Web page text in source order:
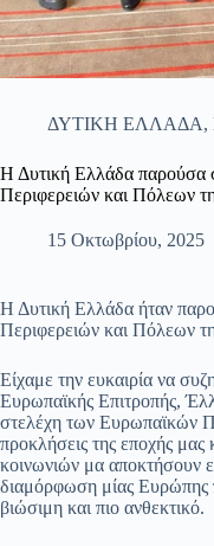
ΔΥΤΙΚΗ ΕΛΛΑΔΑ,
Η Δυτική Ελλάδα παρούσα
Περιφερειών και Πόλεων
15 Οκτωβρίου, 2025
Η Δυτική Ελλάδα ήταν
Περιφερειών και Πόλεων
Είχαμε την ευκαιρία να
Ευρωπαϊκής Επιτροπής,
στελέχη των Ευρωπαϊκών
προκλήσεις της εποχής
κοινωνιών μα αποκτήσουν
διαμόρφωση μίας Ευρώπης
βιώσιμη και πιο ανθεκτικό.